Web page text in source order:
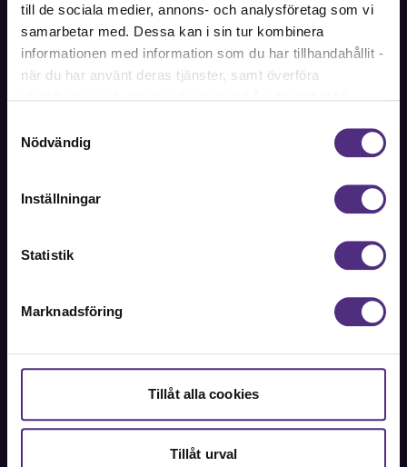
till de sociala medier, annons- och analysföretag som vi
samarbetar med. Dessa kan i sin tur kombinera
informationen med information som du har tillhandahållit -
när du har använt deras tjänster, samt överföra
Dock har vi lagt in anonymisering av IP-adress i
förhållande till Google Analytics. Du godkänner våra
cookies vid fortsatt användande av vår webbplats.
Nödvändig
Inställningar
Statistik
Marknadsföring
Tillåt alla cookies
Tillåt urval
Fackförbundet för akademiker i samhällsbärande
professioner.
Bli medlem
Kontakta oss på SRAT med frågor om ditt medlemskap
08-442 44 60
111 84 Stockholm
Besöks- och leveransadress: